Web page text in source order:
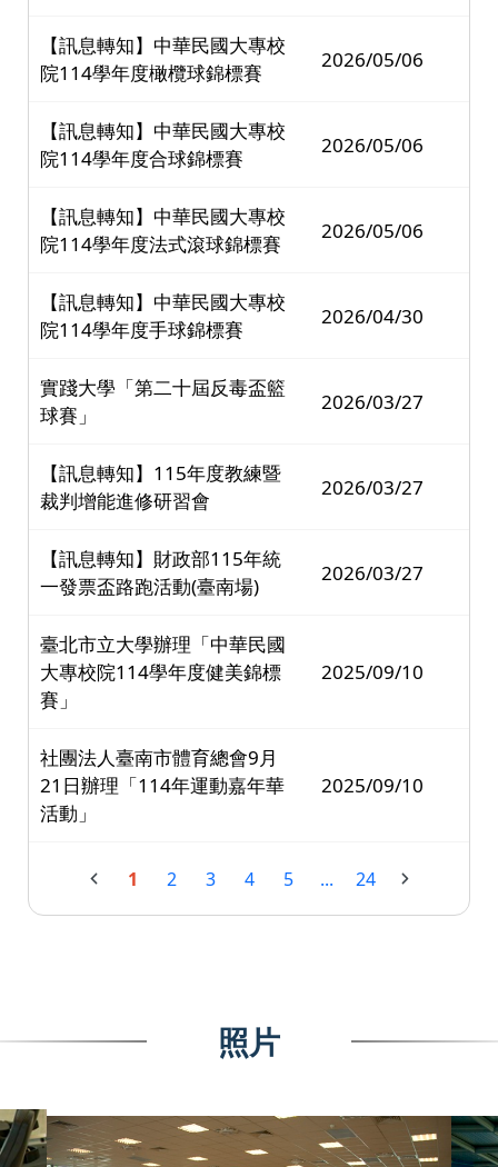
【訊息轉知】中華民國大專校
院114學年度橄欖球錦標賽
2026/05/06
【訊息轉知】中華民國大專校
院114學年度合球錦標賽
2026/05/06
【訊息轉知】中華民國大專校
院114學年度法式滾球錦標賽
2026/05/06
【訊息轉知】中華民國大專校
院114學年度手球錦標賽
2026/04/30
實踐大學「第二十屆反毒盃籃
球賽」
2026/03/27
【訊息轉知】115年度教練暨
裁判增能進修研習會
2026/03/27
【訊息轉知】財政部115年統
一發票盃路跑活動(臺南場)
2026/03/27
臺北市立大學辦理「中華民國
大專校院114學年度健美錦標
賽」
2025/09/10
社團法人臺南市體育總會9月
21日辦理「114年運動嘉年華
活動」
2025/09/10
1 2 3 4 5 ... 24
照片